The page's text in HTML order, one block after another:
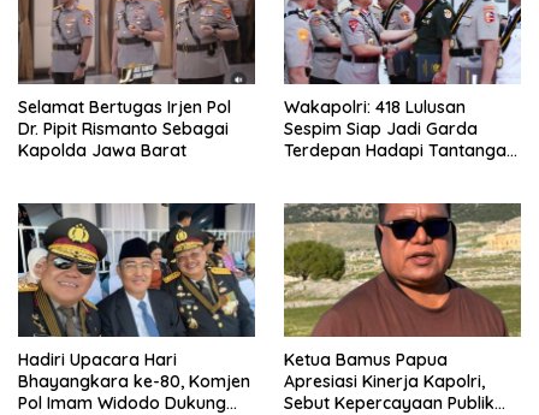
Selamat Bertugas Irjen Pol
Dr. Pipit Rismanto Sebagai
Kapolda Jawa Barat
Wakapolri: 418 Lulusan
Sespim Siap Jadi Garda
Terdepan Hadapi Tantangan
Hadiri Upacara Hari
Bhayangkara ke-80, Komjen
Pol Imam Widodo Dukung
Ketua Bamus Papua
Apresiasi Kinerja Kapolri,
Sebut Kepercayaan Publik